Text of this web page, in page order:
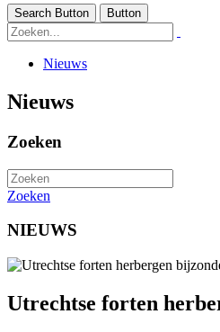
Search Button Button
Nieuws
Nieuws
Zoeken
Zoeken
NIEUWS
Utrechtse forten